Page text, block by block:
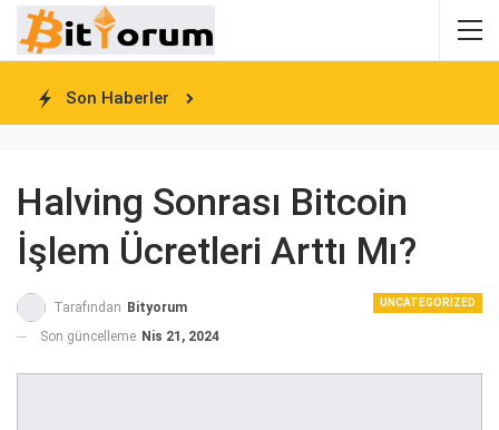
Son Haberler
Halving Sonrası Bitcoin
İşlem Ücretleri Arttı Mı?
UNCATEGORIZED
Tarafından Bityorum
Son güncelleme Nis 21, 2024